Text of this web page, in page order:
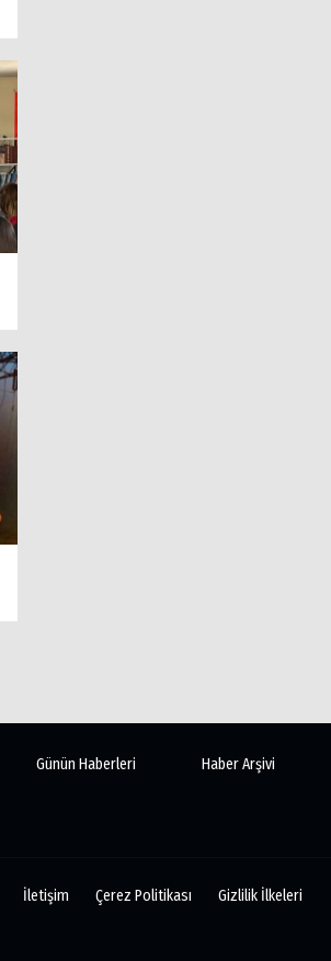
Günün Haberleri Haber Arşivi
İletişim Çerez Politikası Gizlilik İlkeleri